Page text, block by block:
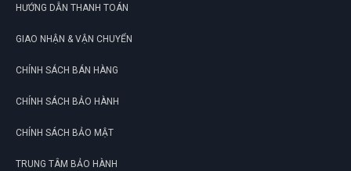
HƯỚNG DẪN THANH TOÁN
GIAO NHẬN & VẬN CHUYỂN
CHÍNH SÁCH BÁN HÀNG
CHÍNH SÁCH BẢO HÀNH
CHÍNH SÁCH BẢO MẬT
TRUNG TÂM BẢO HÀNH